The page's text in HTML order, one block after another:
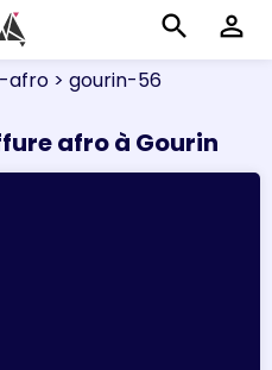
search perm_identity
afro > gourin-56
afro à Gourin